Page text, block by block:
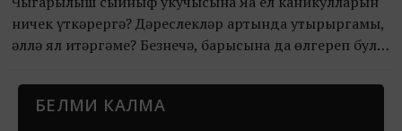
ничек үткәрергә? Дәреслекләр артында утырыргамы,
әллә ял итәргәме? Безнеңчә, барысына да өлгереп була.
каникулда башкарырга мөмкин булган 10 шөгыльне
тупладык.
БЕЛМИ КАЛМА